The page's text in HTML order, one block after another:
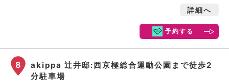
詳細へ
予約する
8
akippa 辻井邸:西京極総合運動公園まで徒歩2
分駐車場